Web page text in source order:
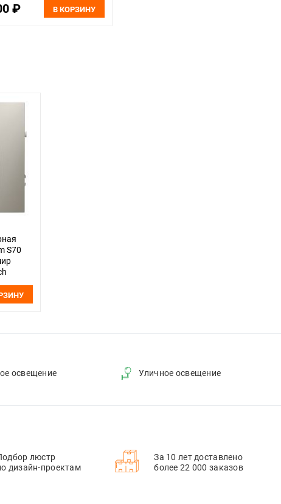
₽ В КОРЗИНУ
S70
освещение Уличное освещение
люстр
дизайн-проектам
За 10 лет доставлено
более 22 000 заказов